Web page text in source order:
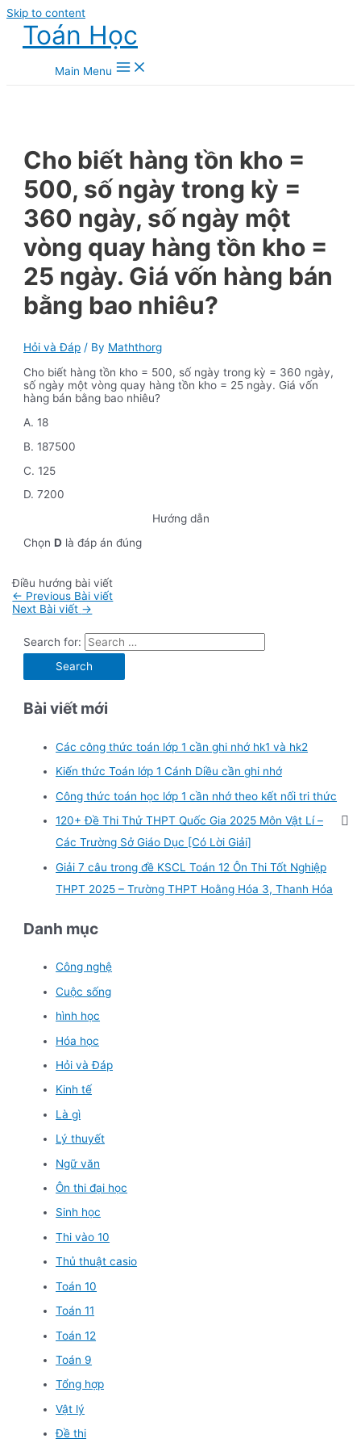
Skip to content
Toán Học
Main Menu
Cho biết hàng tồn kho =
500, số ngày trong kỳ =
360 ngày, số ngày một
vòng quay hàng tồn kho =
25 ngày. Giá vốn hàng bán
bằng bao nhiêu?
Hỏi và Đáp / By Maththorg
Cho biết hàng tồn kho = 500, số ngày trong kỳ = 360 ngày,
số ngày một vòng quay hàng tồn kho = 25 ngày. Giá vốn
hàng bán bằng bao nhiêu?
A. 18
B. 187500
C. 125
D. 7200
Hướng dẫn
ChọnD là đáp án đúng
Điều hướng bài viết
← Previous Bài viết
Next Bài viết →
Search for:
Bài viết mới
Các công thức toán lớp 1 cần ghi nhớ hk1 và hk2
Kiến thức Toán lớp 1 Cánh Diều cần ghi nhớ
Công thức toán học lớp 1 cần nhớ theo kết nối tri thức
120+ Đề Thi Thử THPT Quốc Gia 2025 Môn Vật Lí –
Các Trường Sở Giáo Dục [Có Lời Giải]
Giải 7 câu trong đề KSCL Toán 12 Ôn Thi Tốt Nghiệp
THPT 2025 – Trường THPT Hoằng Hóa 3, Thanh Hóa
Danh mục
Công nghệ
Cuộc sống
hình học
Hóa học
Hỏi và Đáp
Kinh tế
Là gì
Lý thuyết
Ngữ văn
Ôn thi đại học
Sinh học
Thi vào 10
Thủ thuật casio
Toán 10
Toán 11
Toán 12
Toán 9
Tổng hợp
Vật lý
Đề thi